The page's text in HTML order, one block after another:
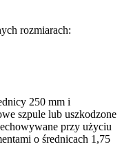
rozmiarach:
250 mm i
szpule lub uszkodzone
przy użyciu
o średnicach 1,75